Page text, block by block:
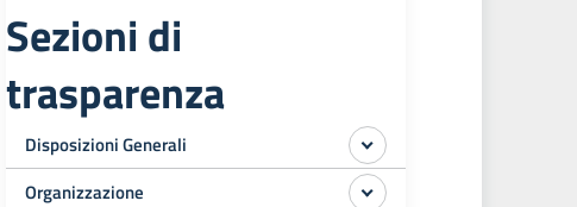
Sezioni di
trasparenza
Disposizioni Generali
Organizzazione